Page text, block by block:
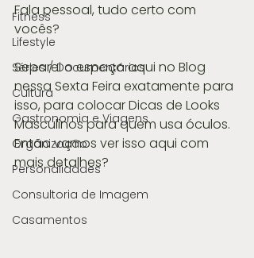
Fitness
Lifestyle
Séries / Documentários
Cultura
Gastronomia e Viagens
Organização
Personalidades
Consultoria de Imagem
Casamentos
Fala pessoal, tudo certo com
vocês?
Separei o espaço aqui no Blog
nessa Sexta Feira exatamente para
isso, para colocar Dicas de Looks
Masculinos para quem usa óculos.
Então vamos ver isso aqui com
mais detalhes?